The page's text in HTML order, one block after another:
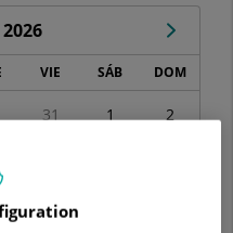
VIE SÁB DOM
31 1 2
14